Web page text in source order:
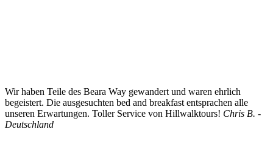
Wir haben Teile des Beara Way gewandert und waren ehrlich
begeistert. Die ausgesuchten bed and breakfast entsprachen alle
unseren Erwartungen. Toller Service von Hillwalktours! Chris B. -
Deutschland